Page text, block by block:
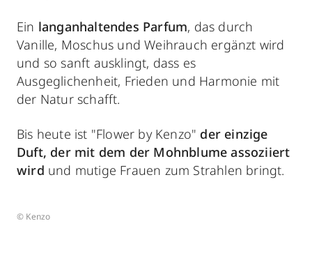
Ein langanhaltendes Parfum, das durch
Vanille, Moschus und Weihrauch ergänzt wird
und so sanft ausklingt, dass es
Ausgeglichenheit, Frieden und Harmonie mit
der Natur schafft.
Bis heute ist "Flower by Kenzo" der einzige
Duft, der mit dem der Mohnblume assoziiert
wird und mutige Frauen zum Strahlen bringt.
© Kenzo